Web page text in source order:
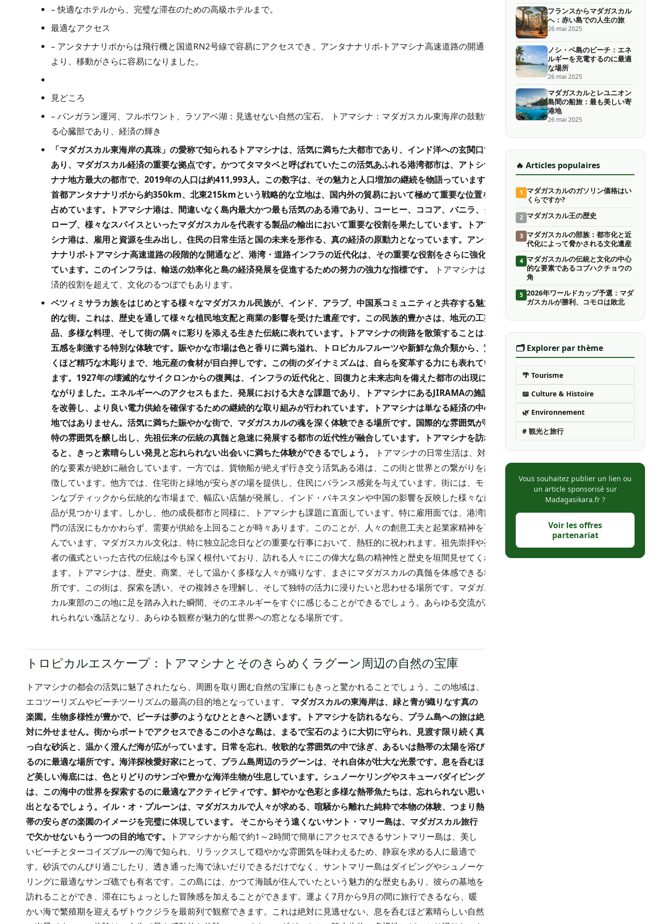
– 快適なホテルから、完璧な滞在のための高級ホテルまで。
最適なアクセス
– アンタナナリボからは飛行機と国道RN2号線で容易にアクセスでき、アンタナナリボ-トアマシナ高速道路の開通に
より、移動がさらに容易になりました。
見どころ
– パンガラン運河、フルポワント、ラソアベ湖：見逃せない自然の宝石。
トアマシナ：マダガスカル東海岸の鼓動す
る心臓部であり、経済の輝き
「マダガスカル東海岸の真珠」の愛称で知られるトアマシナは、活気に満ちた大都市であり、インド洋への玄関口で
あり、マダガスカル経済の重要な拠点です。かつてタマタベと呼ばれていたこの活気あふれる港湾都市は、アトシナ
ナナ地方最大の都市で、2019年の人口は約411,993人。この数字は、その魅力と人口増加の継続を物語っています。
首都アンタナナリボから約350km、北東215kmという戦略的な立地は、国内外の貿易において極めて重要な位置を
占めています。トアマシナ港は、間違いなく島内最大かつ最も活気のある港であり、コーヒー、ココア、バニラ、ク
ローブ、様々なスパイスといったマダガスカルを代表する製品の輸出において重要な役割を果たしています。トアマ
シナ港は、雇用と資源を生み出し、住民の日常生活と国の未来を形作る、真の経済の原動力となっています。アンタ
ナナリボ-トアマシナ高速道路の段階的な開通など、港湾・道路インフラの近代化は、その重要な役割をさらに強化し
ています。このインフラは、輸送の効率化と島の経済発展を促進するための努力の強力な指標です。
トアマシナは経
済的役割を超えて、文化のるつぼでもあります。
ベツィミサラカ族をはじめとする様々なマダガスカル民族が、インド、アラブ、中国系コミュニティと共存する魅力
的な街。これは、歴史を通して様々な植民地支配と商業の影響を受けた遺産です。この民族的豊かさは、地元の工芸
品、多様な料理、そして街の隅々に彩りを添える生きた伝統に表れています。トアマシナの街路を散策することは、
五感を刺激する特別な体験です。賑やかな市場は色と香りに満ち溢れ、トロピカルフルーツや新鮮な魚介類から、驚
くほど精巧な木彫りまで、地元産の食材が目白押しです。この街のダイナミズムは、自らを変革する力にも表れてい
ます。1927年の壊滅的なサイクロンからの復興は、インフラの近代化と、回復力と未来志向を備えた都市の出現につ
ながりました。エネルギーへのアクセスもまた、発展における大きな課題であり、トアマシナにあるJIRAMAの施設
を改善し、より良い電力供給を確保するための継続的な取り組みが行われています。トアマシナは単なる経済の中心
地ではありません。活気に満ちた賑やかな街で、マダガスカルの魂を深く体験できる場所です。国際的な雰囲気が独
特の雰囲気を醸し出し、先祖伝来の伝統の真髄と急速に発展する都市の近代性が融合しています。トアマシナを訪れ
ると、きっと素晴らしい発見と忘れられない出会いに満ちた体験ができるでしょう。
トアマシナの日常生活は、対照
的な要素が絶妙に融合しています。一方では、貨物船が絶えず行き交う活気ある港は、この街と世界との繋がりを象
徴しています。他方では、住宅街と緑地が安らぎの場を提供し、住民にバランス感覚を与えています。街には、モダ
ンなブティックから伝統的な市場まで、幅広い店舗が発展し、インド・パキスタンや中国の影響を反映した様々な商
品が見つかります。しかし、他の成長都市と同様に、トアマシナも課題に直面しています。特に雇用面では、港湾部
門の活況にもかかわらず、需要が供給を上回ることが時々あります。このことが、人々の創意工夫と起業家精神を育
んでいます。マダガスカル文化は、特に独立記念日などの重要な行事において、熱狂的に祝われます。祖先崇拝や死
者の儀式といった古代の伝統は今も深く根付いており、訪れる人々にこの偉大な島の精神性と歴史を垣間見せてくれ
ます。トアマシナは、歴史、商業、そして温かく多様な人々が織りなす、まさにマダガスカルの真髄を体感できる場
所です。この街は、探索を誘い、その複雑さを理解し、そして独特の活力に浸りたいと思わせる場所です。マダガス
カル東部のこの地に足を踏み入れた瞬間、そのエネルギーをすぐに感じることができるでしょう。あらゆる交流が忘
れられない逸話となり、あらゆる観察が魅力的な世界への窓となる場所です。
トロピカルエスケープ：トアマシナとそのきらめくラグーン周辺の自然の宝庫
トアマシナの都会の活気に魅了されたなら、周囲を取り囲む自然の宝庫にもきっと驚かれることでしょう。この地域は、
エコツーリズムやビーチツーリズムの最高の目的地となっています。 マダガスカルの東海岸は、緑と青が織りなす真の
楽園。生物多様性が豊かで、ビーチは夢のようなひとときへと誘います。トアマシナを訪れるなら、プラム島への旅は絶
対に外せません。街からボートでアクセスできるこの小さな島は、まるで宝石のように大切に守られ、見渡す限り続く真
っ白な砂浜と、温かく澄んだ海が広がっています。日常を忘れ、牧歌的な雰囲気の中で泳ぎ、あるいは熱帯の太陽を浴び
るのに最適な場所です。海洋探検愛好家にとって、プラム島周辺のラグーンは、それ自体が壮大な光景です。息を呑むほ
ど美しい海底には、色とりどりのサンゴや豊かな海洋生物が生息しています。シュノーケリングやスキューバダイビング
は、この海中の世界を探索するのに最適なアクティビティです。鮮やかな色彩と多様な熱帯魚たちは、忘れられない思い
出となるでしょう。イル・オ・プルーンは、マダガスカルで人々が求める、喧騒から離れた純粋で本物の体験、つまり熱
帯の安らぎの楽園のイメージを完璧に体現しています。
そこからそう遠くないサント・マリー島は、マダガスカル旅行
で欠かせないもう一つの目的地です。
トアマシナから船で約1～2時間で簡単にアクセスできるサントマリー島は、美し
いビーチとターコイズブルーの海で知られ、リラックスして穏やかな雰囲気を味わえるため、静寂を求める人に最適で
す。砂浜でのんびり過ごしたり、透き通った海で泳いだりできるだけでなく、サントマリー島はダイビングやシュノーケ
リングに最適なサンゴ礁でも有名です。この島には、かつて海賊が住んでいたという魅力的な歴史もあり、彼らの墓地を
訪れることができ、滞在にちょっとした冒険感を加えることができます。運よく7月から9月の間に旅行できるなら、暖
かい海で繁殖期を迎えるザトウクジラを最前列で観察できます。これは絶対に見逃せない、息を呑むほど素晴らしい自然
フランスからマダガスカル
へ：赤い島での人生の旅
26 mai 2025
ノシ・ベ島のビーチ：エネ
ルギーを充電するのに最適
な場所
26 mai 2025
マダガスカルとレユニオン
島間の船旅：最も美しい寄
港地
26 mai 2025
🔥 Articles populaires
1 マダガスカルのガソリン価格はい
くらですか?
2 マダガスカル王の歴史
3 マダガスカルの部族：都市化と近
代化によって脅かされる文化遺産
4 マダガスカルの伝統と文化の中心
的な要素であるコブハクチョウの
角
5 2026年ワールドカップ予選：マダ
ガスカルが勝利、コモロは敗北
🗂️ Explorer par thème
🌴 Tourisme
📖 Culture & Histoire
🌿 Environnement
# 観光と旅行
Vous souhaitez publier un lien ou
un article sponsorisé sur
Madagasikara.fr ?
Voir les offres
partenariat